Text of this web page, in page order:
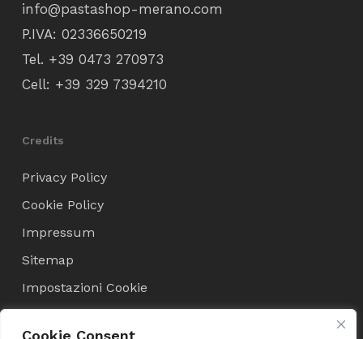
Cookie Consent
info@pastashop-merano.com
P.IVA: 02336650219
Tel. +39 0473 270973
Cell: +39 329 7394210
Credits
Privacy Policy
Cookie Policy
Impressum
Sitemap
Impostazioni Cookie